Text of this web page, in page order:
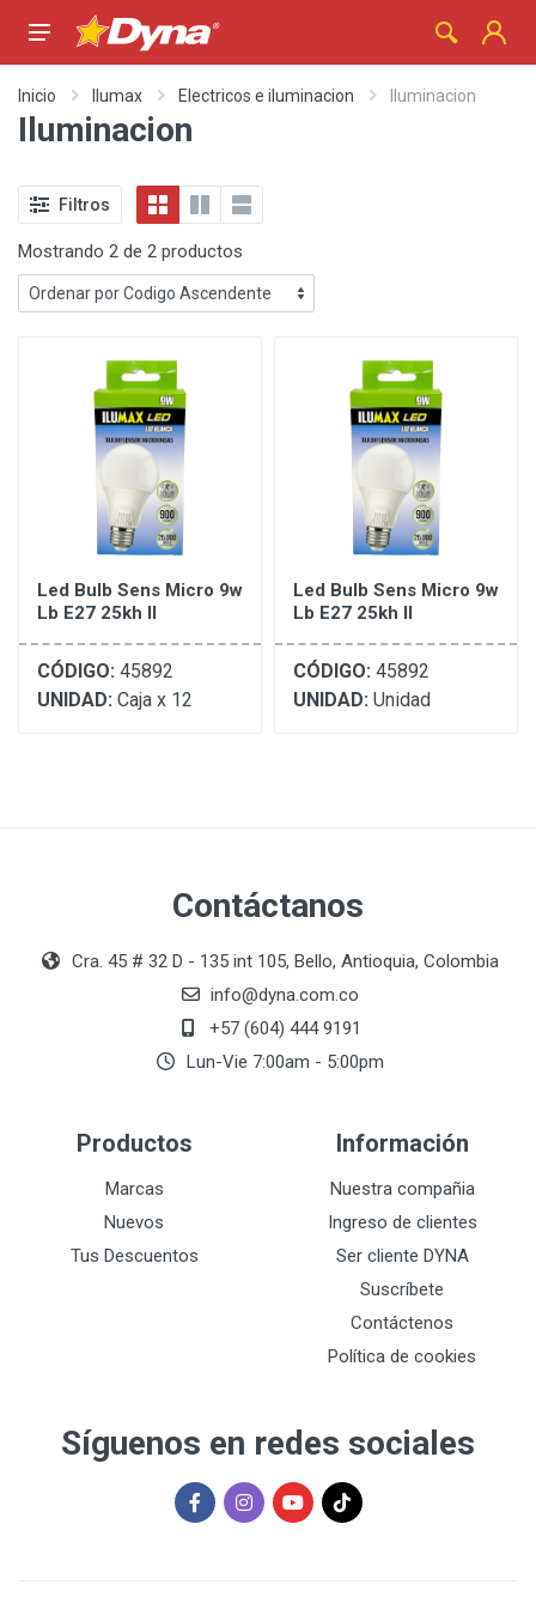
Inicio Ilumax Electricos e iluminacion Iluminacion
Iluminacion
Filtros
Mostrando 2 de 2 productos
Led Bulb Sens Micro 9w
Lb E27 25kh Il
CÓDIGO: 45892
UNIDAD: Caja x 12
Led Bulb Sens Micro 9w
Lb E27 25kh Il
CÓDIGO: 45892
UNIDAD: Unidad
Contáctanos
Cra. 45 # 32 D - 135 int 105, Bello, Antioquia, Colombia
info@dyna.com.co
+57 (604) 444 9191
Lun-Vie 7:00am - 5:00pm
Productos
Marcas
Nuevos
Tus Descuentos
Información
Nuestra compañia
Ingreso de clientes
Ser cliente DYNA
Suscríbete
Contáctenos
Política de cookies
Síguenos en redes sociales